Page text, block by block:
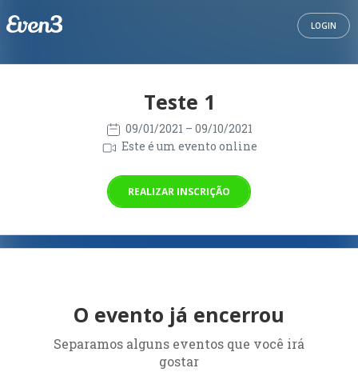
LOGIN
Teste 1
09/01/2021 – 09/10/2021
Este é um evento online
REALIZAR INSCRIÇÃO
O evento já encerrou
Separamos alguns eventos que você irá
gostar